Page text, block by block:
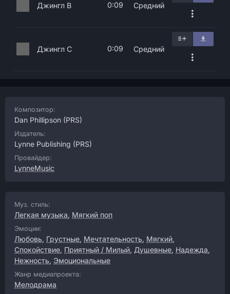
Джингл B 0:09 Средний
Джингл C 0:09 Средний
Композитор:
Dan Phillipson (PRS)
Издатель:
Lynne Publishing (PRS)
Провайдер:
LynneMusic
Муз. стиль:
Легкая музыка, Мягкий поп
Эмоции:
Любовь, Грустные, Мечтательность, Мягкий,
Спокойствие, Приятный / Милый, Душевные, Надежда,
Нежность, Эмоциональные
Жанр медиапроекта:
Мелодрама